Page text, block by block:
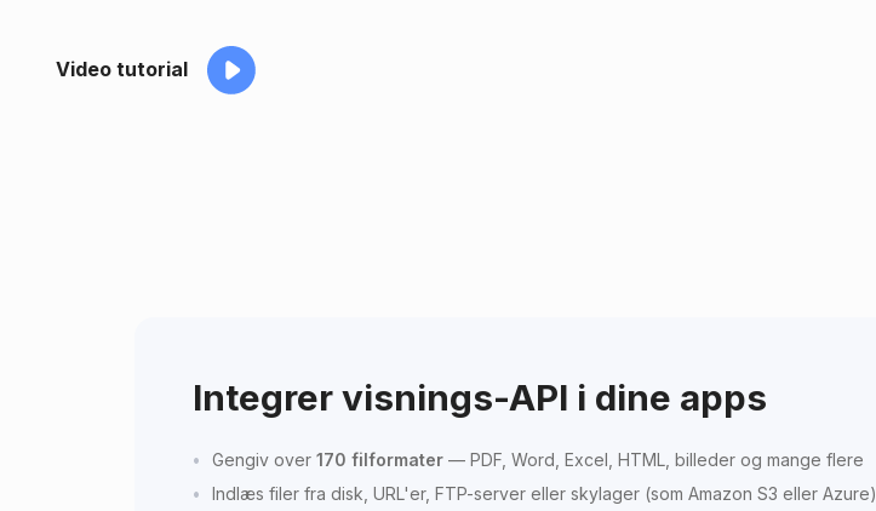
Video tutorial
Integrer visnings-API i dine apps
Gengiv over 170 filformater — PDF, Word, Excel, HTML, billeder og mange flere
Indlæs filer fra disk, URL'er, FTP-server eller skylager (som Amazon S3 eller Azure)